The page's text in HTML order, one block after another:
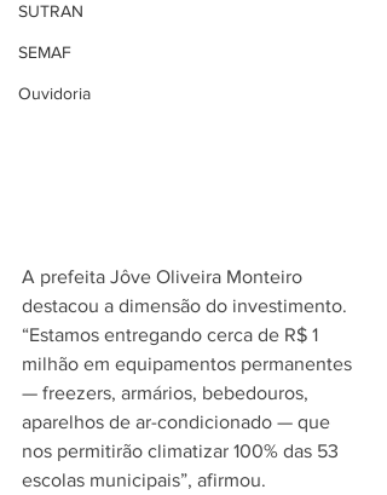
SUTRAN
SEMAF
Ouvidoria
A prefeita Jôve Oliveira Monteiro
destacou a dimensão do investimento.
“Estamos entregando cerca de R$ 1
milhão em equipamentos permanentes
— freezers, armários, bebedouros,
aparelhos de ar-condicionado — que
nos permitirão climatizar 100% das 53
escolas municipais”, afirmou.